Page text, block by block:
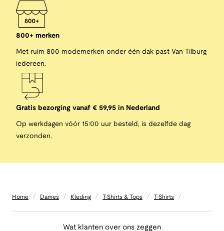
800+ merken
Met ruim 800 modemerken onder één dak past Van Tilburg
iedereen.
Gratis bezorging vanaf € 59,95 in Nederland
Op werkdagen vóór 15:00 uur besteld, is dezelfde dag
verzonden.
Home / Dames / Kleding / T-Shirts & Tops / T-Shirts /
Wat klanten over ons zeggen